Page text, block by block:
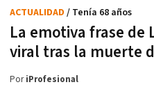
La emotiva frase de
viral tras la muerte
ACTUALIDAD / Tenía 68 años
PoriProfesional